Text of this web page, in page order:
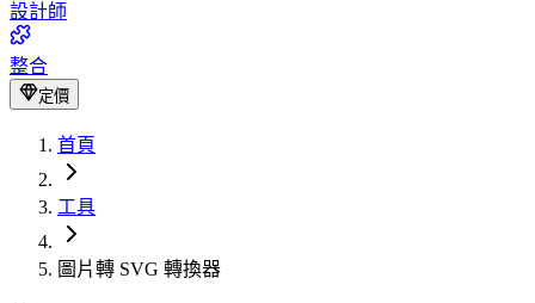
設計師
整合
定價
首頁
工具
圖片轉 SVG 轉換器